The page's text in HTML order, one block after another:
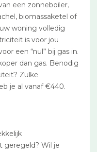
een zonneboiler,
biomassaketel of
woning volledig
is voor jou
een “nul” bij gas in.
dan gas. Benodig
Zulke
je al vanaf €440.
geregeld? Wil je